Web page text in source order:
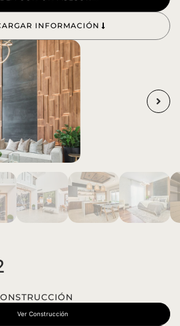
INFORMACIÓN
Ver Construcción